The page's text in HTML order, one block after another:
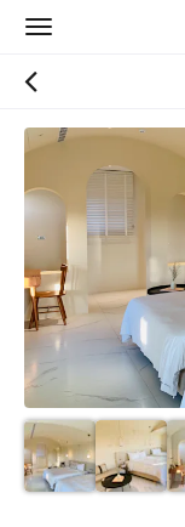
Toggle
以
是
浮
動
換
檢
視。
請
向
左
或
向
右
滑